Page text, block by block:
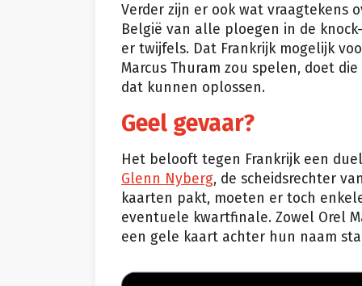
Verder zijn er ook wat vraagtekens
België van alle ploegen in de
er twijfels. Dat Frankrijk mogelijk
Marcus Thuram zou spelen, doet
dat kunnen oplossen.
Geel gevaar?
Het belooft tegen Frankrijk een
Glenn Nyberg, de scheidsrechter
kaarten pakt, moeten er toch
eventuele kwartfinale. Zowel Orel
een gele kaart achter hun naam